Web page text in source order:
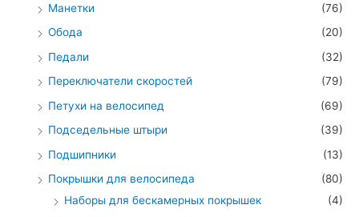
Манетки
(76)
Обода
(20)
Педали
(32)
Переключатели скоростей
(79)
Петухи на велосипед
(69)
Подседельные штыри
(39)
Подшипники
(13)
Покрышки для велосипеда
(80)
Наборы для бескамерных покрышек
(4)